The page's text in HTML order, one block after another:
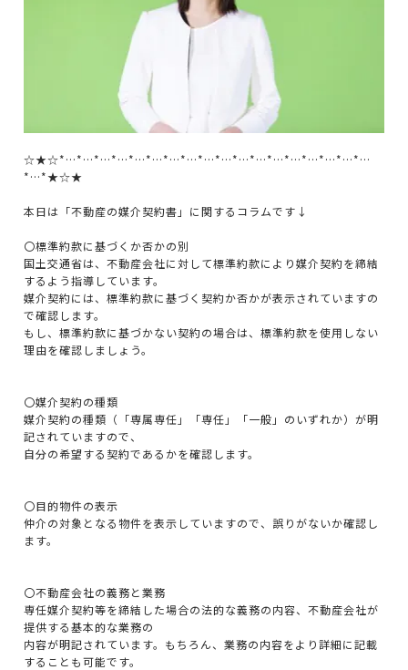
☆★☆*…*…*…*…*…*…*…*…*…*…*…*…*…*…*…*…*…*…
*…*★☆★
本日は「不動産の媒介契約書」に関するコラムです↓
〇標準約款に基づくか否かの別
国土交通省は、不動産会社に対して標準約款により媒介契約を締結
するよう指導しています。
媒介契約には、標準約款に基づく契約か否かが表示されていますの
で確認します。
もし、標準約款に基づかない契約の場合は、標準約款を使用しない
理由を確認しましょう。
〇媒介契約の種類
媒介契約の種類（「専属専任」「専任」「一般」のいずれか）が明
記されていますので、
自分の希望する契約であるかを確認します。
〇目的物件の表示
仲介の対象となる物件を表示していますので、誤りがないか確認し
ます。
〇不動産会社の義務と業務
専任媒介契約等を締結した場合の法的な義務の内容、不動産会社が
提供する基本的な業務の
内容が明記されています。もちろん、業務の内容をより詳細に記載
することも可能です。